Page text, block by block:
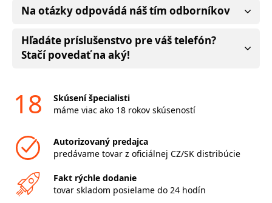
Na otázky odpovádá náš tím odborníkov
Hľadáte príslušenstvo pre váš telefón?
Stačí povedať na aký!
18
Skúsení špecialisti
máme viac ako 18 rokov skúseností
Autorizovaný predajca
predávame tovar z oficiálnej CZ/SK distribúcie
Fakt rýchle dodanie
tovar skladom posielame do 24 hodín